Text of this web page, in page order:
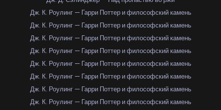
Дж. К. Роулинг — Гарри Поттер и философский камень
Дж. К. Роулинг — Гарри Поттер и философский камень
Дж. К. Роулинг — Гарри Поттер и философский камень
Дж. К. Роулинг — Гарри Поттер и философский камень
Дж. К. Роулинг — Гарри Поттер и философский камень
Дж. К. Роулинг — Гарри Поттер и философский камень
Дж. К. Роулинг — Гарри Поттер и философский камень
Дж. К. Роулинг — Гарри Поттер и философский камень